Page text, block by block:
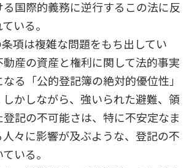
国際的義務に逆行するこの法に反
いる。
項は複雑な問題をもち出してい
動産の資産と権利に関して法的事実
る「公的登記簿の絶対的優位性」
しかしながら、強いられた避難、領
記の不可能さは、特に不安定なま
人々に影響が及ぶような、登記の不
いる。